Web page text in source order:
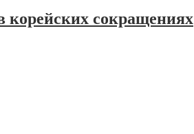
корейских сокращениях